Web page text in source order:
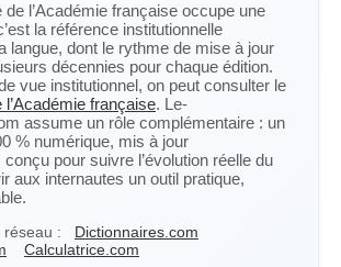
de l’Académie française occupe une
la référence institutionnelle
langue, dont le rythme de mise à jour
décennies pour chaque édition.
vue institutionnel, on peut consulter le
l’Académie française. Le-
assume un rôle complémentaire : un
% numérique, mis à jour
pour suivre l’évolution réelle du
aux internautes un outil pratique,
réseau :
Dictionnaires.com
Calculatrice.com